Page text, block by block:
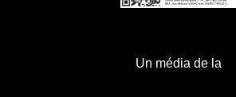
Un média de la